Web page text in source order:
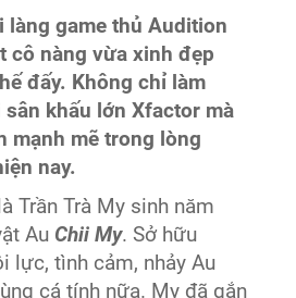
làng game thủ Audition
cô nàng vừa xinh đẹp
đấy. Không chỉ làm
sân khấu lớn Xfactor mà
mạnh mẽ trong lòng
nay.
Trần Trà My sinh năm
Au Chii My. Sở hữu
lực, tình cảm, nhảy Au
cá tính nữa. My đã gắn